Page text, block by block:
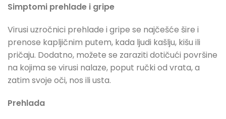
Simptomi prehlade i gripe
Virusi uzročnici prehlade i gripe se najčešće šire i
prenose kapljičnim putem, kada ljudi kašlju, kišu ili
pričaju. Dodatno, možete se zaraziti dotičući površine
na kojima se virusi nalaze, poput ručki od vrata, a
zatim svoje oči, nos ili usta.
Prehlada